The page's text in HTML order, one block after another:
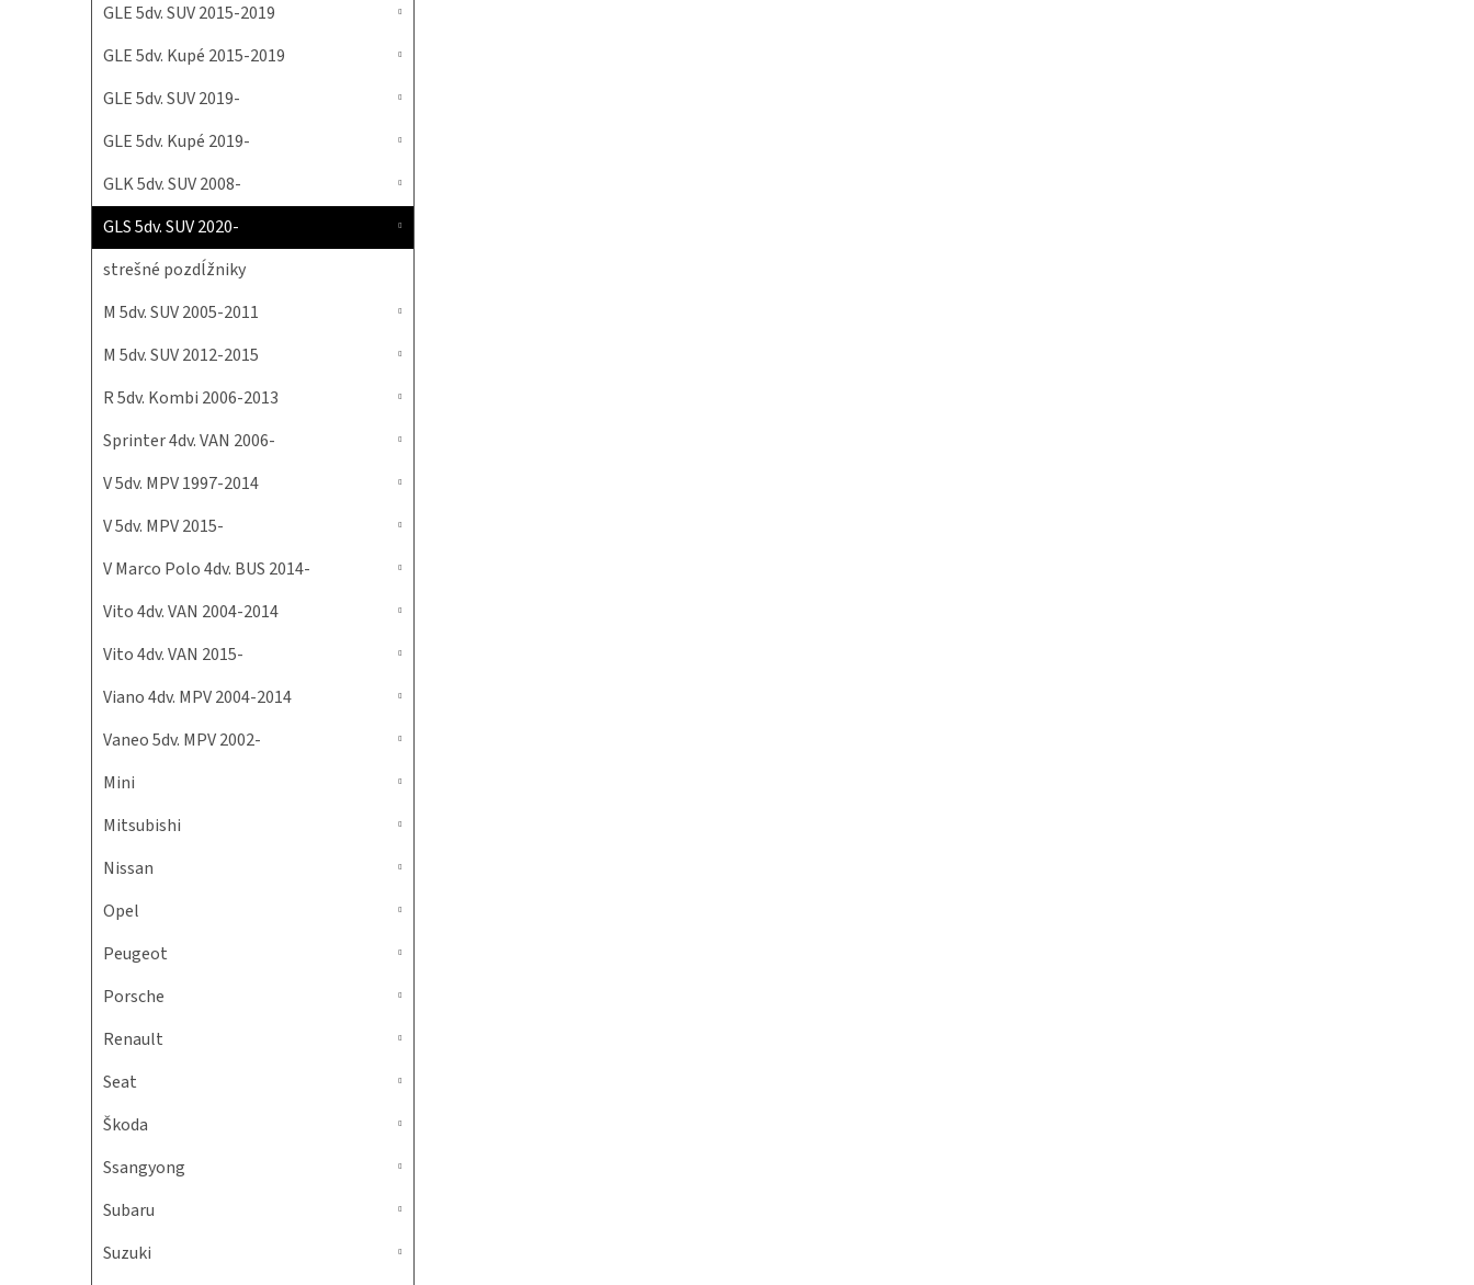
GLE 5dv. SUV 2015-2019
GLE 5dv. Kupé 2015-2019
GLE 5dv. SUV 2019-
GLE 5dv. Kupé 2019-
GLK 5dv. SUV 2008-
GLS 5dv. SUV 2020-
strešné pozdĺžniky
M 5dv. SUV 2005-2011
M 5dv. SUV 2012-2015
R 5dv. Kombi 2006-2013
Sprinter 4dv. VAN 2006-
V 5dv. MPV 1997-2014
V 5dv. MPV 2015-
V Marco Polo 4dv. BUS 2014-
Vito 4dv. VAN 2004-2014
Vito 4dv. VAN 2015-
Viano 4dv. MPV 2004-2014
Vaneo 5dv. MPV 2002-
Mini
Mitsubishi
Nissan
Opel
Peugeot
Porsche
Renault
Seat
Škoda
Ssangyong
Subaru
Suzuki